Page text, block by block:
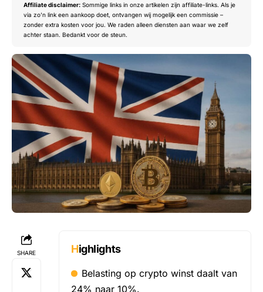
Affiliate disclaimer: Sommige links in onze artikelen zijn affiliate-links. Als je
via zo’n link een aankoop doet, ontvangen wij mogelijk een commissie –
zonder extra kosten voor jou. We raden alleen diensten aan waar we zelf
achter staan. Bedankt voor de steun.
SHARE Highlights
Belasting op crypto winst daalt van
24% naar 10%.